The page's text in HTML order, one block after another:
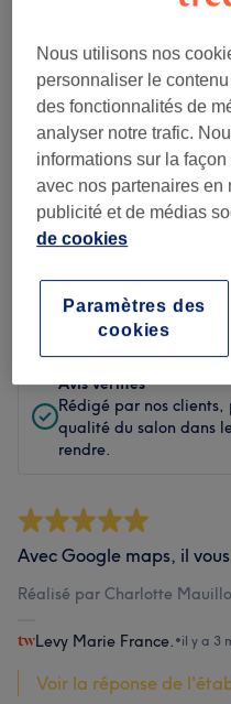
Personnel
Filtrer les avis
Soin de
Évaluation
Avis vérifiés
Rédigé par nos
qualité du salon dans
rendre.
Avec Google maps, il
Réalisé par Charlotte
Levy Marie France. •il y a 3
Voir la réponse de
Nous utilisons nos
personnaliser le
des fonctionnalités de
analyser notre trafic.
informations sur la
avec nos partenaires en
publicité et de médias
de cookies
Paramètres des
cookies